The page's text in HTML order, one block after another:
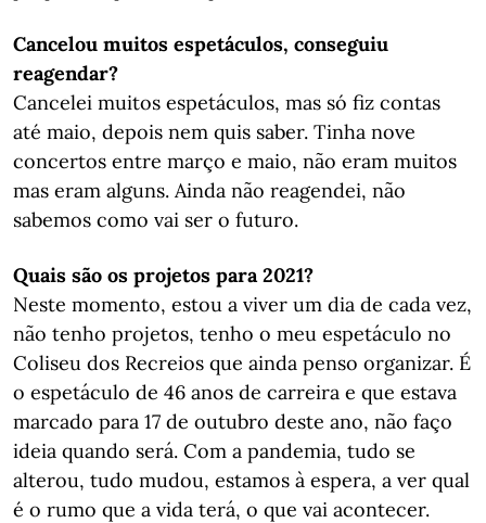
Cancelou muitos espetáculos, conseguiu ​​​​​​​
reagendar?
Cancelei muitos espetáculos, mas só fiz contas
até maio, depois nem quis saber. Tinha nove
concertos entre março e maio, não eram muitos
mas eram alguns. Ainda não reagendei, não
sabemos como vai ser o futuro.
Quais são os projetos para 2021?
Neste momento, estou a viver um dia de cada vez,
não tenho projetos, tenho o meu espetáculo no
Coliseu dos Recreios que ainda penso organizar. É
o espetáculo de 46 anos de carreira e que estava
marcado para 17 de outubro deste ano, não faço
ideia quando será. Com a pandemia, tudo se
alterou, tudo mudou, estamos à espera, a ver qual
é o rumo que a vida terá, o que vai acontecer.